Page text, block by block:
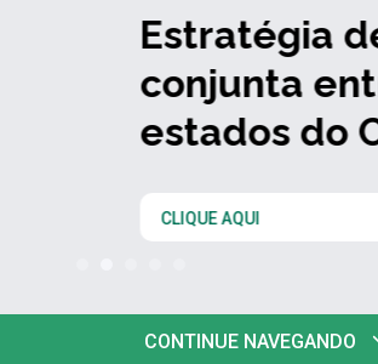
Estratégia de
conjunta entre os
estados do
CONTINUE NAVEGANDO